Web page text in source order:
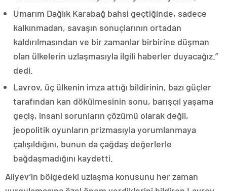
Umarım Dağlık Karabağ bahsi geçtiğinde, sadece
kalkınmadan, savaşın sonuçlarının ortadan
kaldırılmasından ve bir zamanlar birbirine düşman
olan ülkelerin uzlaşmasıyla ilgili haberler duyacağız.”
dedi.
Lavrov, üç ülkenin imza attığı bildirinin, bazı güçler
tarafından kan dökülmesinin sonu, barışçıl yaşama
geçiş, insani sorunların çözümü olarak değil,
jeopolitik oyunların prizmasıyla yorumlanmaya
çalışıldığını, bunun da çağdaş değerlerle
bağdaşmadığını kaydetti.
Aliyev’in bölgedeki uzlaşma konusunu her zaman